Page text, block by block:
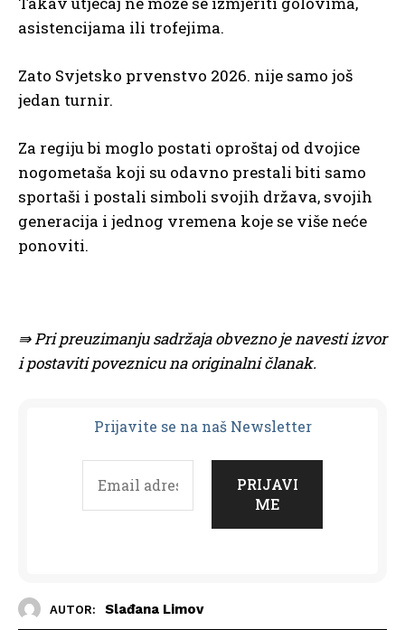
asistencijama ili trofejima.
Zato Svjetsko prvenstvo 2026. nije samo još
jedan turnir.
Za regiju bi moglo postati oproštaj od dvojice
nogometaša koji su odavno prestali biti samo
sportaši i postali simboli svojih država, svojih
generacija i jednog vremena koje se više neće
ponoviti.
⇛ Pri preuzimanju sadržaja obvezno je navesti izvor
i postaviti poveznicu na originalni članak.
Prijavite se na naš Newsletter
AUTOR: Slađana Limov